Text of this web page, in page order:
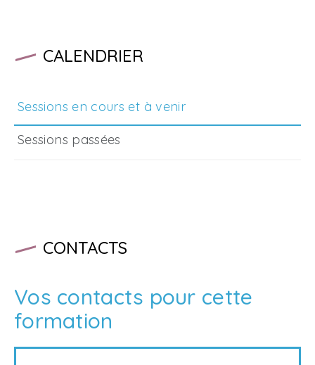
CALENDRIER
Sessions en cours et à venir
Sessions passées
CONTACTS
Vos contacts pour cette
formation